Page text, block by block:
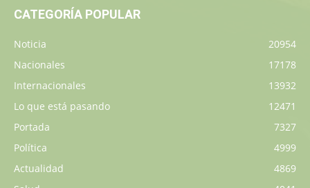
CATEGORÍA POPULAR
Noticia
20954
Nacionales
17178
Internacionales
13932
Lo que está pasando
12471
Portada
7327
Política
4999
Actualidad
4869